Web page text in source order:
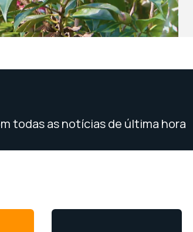
todas as notícias de última hora